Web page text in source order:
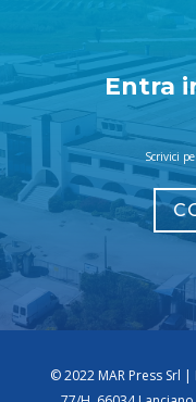
Entra
Scrivici
© 2022 MAR Press Srl